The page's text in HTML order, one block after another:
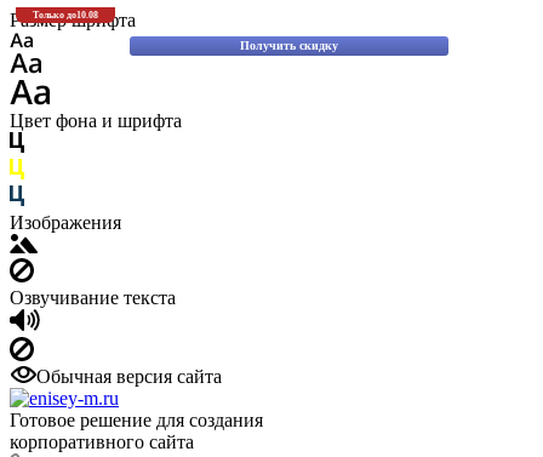
Только до10.08
Получить скидку
Размер шрифта
Цвет фона и шрифта
Изображения
Озвучивание текста
Обычная версия сайта
Готовое решение для создания
корпоративного сайта